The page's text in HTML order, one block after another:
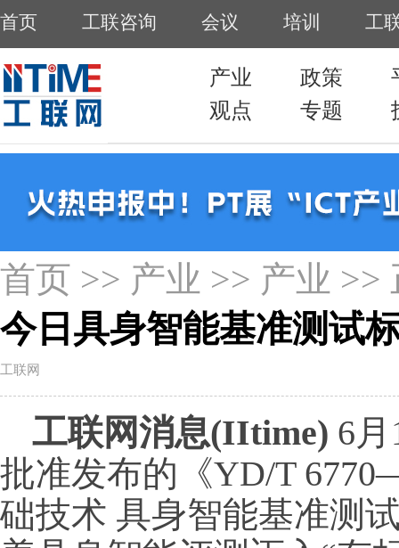
首页 >> 产业 >> 产业 >>
今日具身智能基准测试
工联网
工联网消息(IItime) 6
批准发布的《YD/T
础技术 具身智能基准测